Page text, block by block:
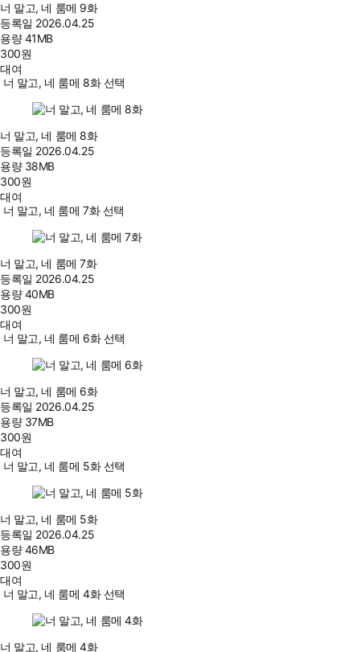
너 말고, 네 룸메 9화
등록일 2026.04.25
용량41MB
300원
대여
너 말고, 네 룸메 8화 선택
너 말고, 네 룸메 8화
등록일 2026.04.25
용량 38MB
300원
대여
너 말고, 네 룸메 7화 선택
너 말고, 네 룸메 7화
등록일 2026.04.25
용량40MB
300원
대여
너 말고, 네 룸메 6화 선택
너 말고, 네 룸메 6화
등록일 2026.04.25
용량 37MB
300원
대여
너 말고, 네 룸메 5화 선택
너 말고, 네 룸메 5화
등록일 2026.04.25
용량46MB
300원
대여
너 말고, 네 룸메 4화 선택
너 말고, 네 룸메 4화